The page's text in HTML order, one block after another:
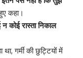
कहा।
कोई रास्ता निकाल
गर्मी की छुट्टियों में